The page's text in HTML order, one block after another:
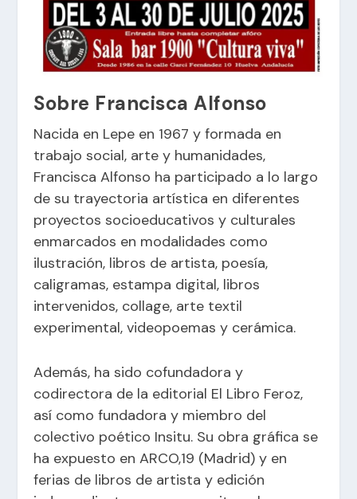
Sobre Francisca Alfonso
Nacida en Lepe en 1967 y formada en
trabajo social, arte y humanidades,
Francisca Alfonso ha participado a lo largo
de su trayectoria artística en diferentes
proyectos socioeducativos y culturales
enmarcados en modalidades como
ilustración, libros de artista, poesía,
caligramas, estampa digital, libros
intervenidos, collage, arte textil
experimental, videopoemas y cerámica.
Además, ha sido cofundadora y
codirectora de la editorial El Libro Feroz,
así como fundadora y miembro del
colectivo poético Insitu. Su obra gráfica se
ha expuesto en ARCO,19 (Madrid) y en
ferias de libros de artista y edición